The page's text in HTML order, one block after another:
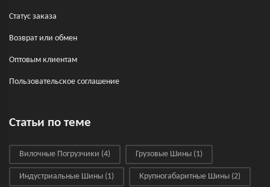
Статус заказа
Возврат или обмен
Оптовым клиентам
Пользовательское соглашение
Статьи по теме
Вилочные Погрузчики (4) Грузовые Шины (1)
Индустриальные Шины (1) Крупногабаритные Шины (2)